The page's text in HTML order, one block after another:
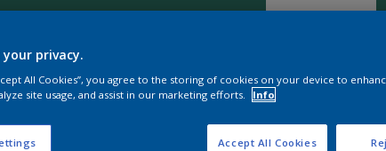
your privacy.
All Cookies”, you agree to the storing of cookies on your device to
site usage, and assist in our marketing efforts.
Info
Accept All Cookies